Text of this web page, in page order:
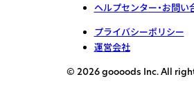
ヘルプセンター・お問い
プライバシーポリシー
運営会社
© 2026 goooods Inc. All